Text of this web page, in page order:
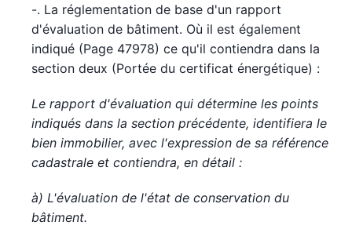
-. La réglementation de base d'un rapport
d'évaluation de bâtiment. Où il est également
indiqué (Page 47978) ce qu'il contiendra dans la
section deux (Portée du certificat énergétique) :
Le rapport d'évaluation qui détermine les points
indiqués dans la section précédente, identifiera le
bien immobilier, avec l'expression de sa référence
cadastrale et contiendra, en détail :
à) L'évaluation de l'état de conservation du
bâtiment.